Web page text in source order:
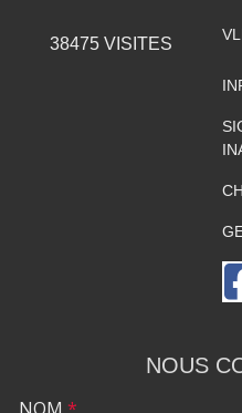
38475VISITES
NOUS